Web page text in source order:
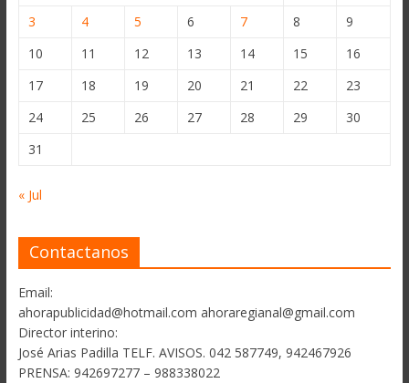
3
4 5 6 7 8
9
10
11 12 13 14 15
16
17
18 19 20 21 22
23
24
25 26 27 28 29
30
31
« Jul
Contactanos
Email:
ahorapublicidad@hotmail.com ahoraregianal@gmail.com
Director interino:
José Arias Padilla TELF. AVISOS. 042 587749, 942467926
PRENSA: 942697277 – 988338022